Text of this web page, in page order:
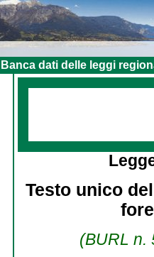
Banca dati delle leggi
Testo unico
(BURL n.